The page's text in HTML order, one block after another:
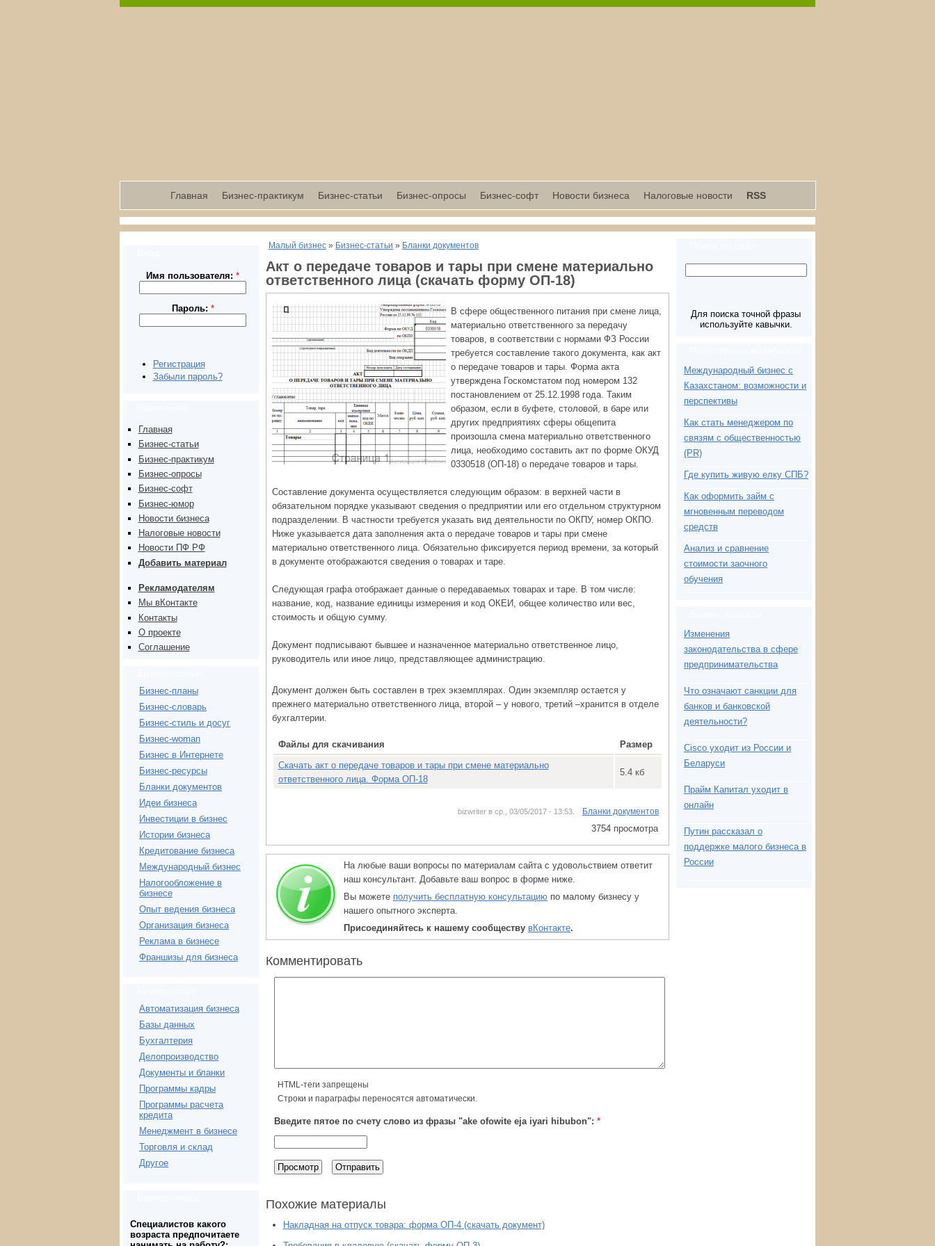
Главная Бизнес-практикум Бизнес-статьи Бизнес-опросы Бизнес-софт Новости бизнеса Налоговые новости RSS
Имя пользователя: *
Пароль: *
Регистрация
Забыли пароль?
Главная
Бизнес-статьи
Бизнес-практикум
Бизнес-опросы
Бизнес-софт
Бизнес-юмор
Новости бизнеса
Налоговые новости
Новости ПФ РФ
Добавить материал
Рекламодателям
Мы вКонтакте
Контакты
О проекте
Соглашение
Бизнес-планы
Бизнес-словарь
Бизнес-стиль и досуг
Бизнес-woman
Бизнес в Интернете
Бизнес-ресурсы
Бланки документов
Идеи бизнеса
Инвестиции в бизнес
Истории бизнеса
Кредитование бизнеса
Международный бизнес
Налогообложение в
бизнесе
Опыт ведения бизнеса
Организация бизнеса
Реклама в бизнесе
Франшизы для бизнеса
Автоматизация бизнеса
Базы данных
Бухгалтерия
Делопроизводство
Документы и бланки
Программы кадры
Программы расчета
кредита
Менеджмент в бизнесе
Торговля и склад
Другое
Специалистов какого
возраста предпочитаете
Малый бизнес » Бизнес-статьи » Бланки документов
Акт о передаче товаров и тары при смене материально
ответственного лица (скачать форму ОП-18)
В сфере общественного питания при смене лица,
материально ответственного за передачу
товаров, в соответствии с нормами ФЗ России
требуется составление такого документа, как акт
о передаче товаров и тары. Форма акта
утверждена Госкомстатом под номером 132
постановлением от 25.12.1998 года. Таким
образом, если в буфете, столовой, в баре или
других предприятиях сферы общепита
произошла смена материально ответственного
лица, необходимо составить акт по форме ОКУД
0330518 (ОП-18) о передаче товаров и тары.
Составление документа осуществляется следующим образом: в верхней части в
обязательном порядке указывают сведения о предприятии или его отдельном структурном
подразделении. В частности требуется указать вид деятельности по ОКПУ, номер ОКПО.
Ниже указывается дата заполнения акта о передаче товаров и тары при смене
материально ответственного лица. Обязательно фиксируется период времени, за который
в документе отображаются сведения о товарах и таре.
Следующая графа отображает данные о передаваемых товарах и таре. В том числе:
название, код, название единицы измерения и код ОКЕИ, общее количество или вес,
стоимость и общую сумму.
Документ подписывают бывшее и назначенное материально ответственное лицо,
руководитель или иное лицо, представляющее администрацию.
Документ должен быть составлен в трех экземплярах. Один экземпляр остается у
прежнего материально ответственного лица, второй – у нового, третий –хранится в отделе
бухгалтерии.
Файлы для скачивания
Размер
Скачать акт о передаче товаров и тары при смене материально
ответственного лица. Форма ОП-18
5.4 кб
bizwriter в ср., 03/05/2017 - 13:53. Бланки документов
3754 просмотра
На любые ваши вопросы по материалам сайта с удовольствием ответит
наш консультант. Добавьте ваш вопрос в форме ниже.
Вы можете получить бесплатную консультацию по малому бизнесу у
нашего опытного эксперта.
Присоединяйтесь к нашему сообществу вКонтакте.
Комментировать
HTML-теги запрещены
Строки и параграфы переносятся автоматически.
Введите пятое по счету слово из фразы "ake ofowite eja iyari hibubon": *
Похожие материалы
Накладная на отпуск товара: форма ОП-4 (скачать документ)
Для поиска точной фразы
используйте кавычки.
Международный бизнес с
Казахстаном: возможности и
перспективы
Как стать менеджером по
связям с общественностью
(PR)
Где купить живую елку СПБ?
Как оформить займ с
мгновенным переводом
средств
Анализ и сравнение
стоимости заочного
обучения
Изменения
законодательства в сфере
предпринимательства
Что означают санкции для
банков и банковской
деятельности?
Cisco уходит из России и
Беларуси
Прайм Капитал уходит в
онлайн
Путин рассказал о
поддержке малого бизнеса в
России